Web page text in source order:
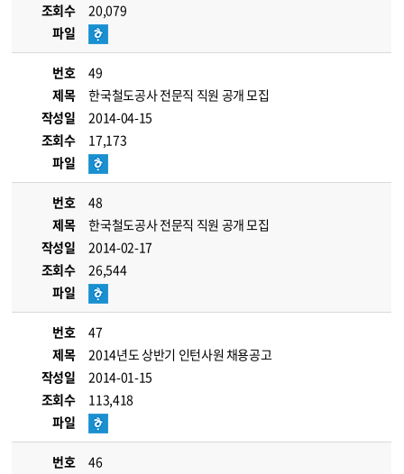
조회수
20,079
파일
번호
49
제목
한국철도공사 전문직 직원 공개 모집
작성일
2014-04-15
조회수
17,173
파일
번호
48
제목
한국철도공사 전문직 직원 공개 모집
작성일
2014-02-17
조회수
26,544
파일
번호
47
제목
2014년도 상반기 인턴사원 채용공고
작성일
2014-01-15
조회수
113,418
파일
번호
46